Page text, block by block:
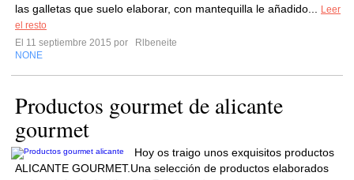
las galletas que suelo elaborar, con mantequilla le añadido...
Leer
el resto
El 11 septiembre 2015 por
Rlbeneite
NONE
Productos gourmet de alicante
gourmet
Hoy os traigo unos exquisitos productos
ALICANTE GOURMET.Una selección de productos elaborados